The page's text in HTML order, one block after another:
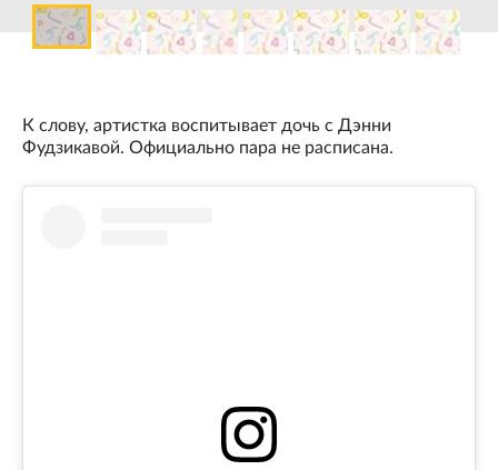
К слову, артистка воспитывает дочь с Дэнни
Фудзикавой. Официально пара не расписана.